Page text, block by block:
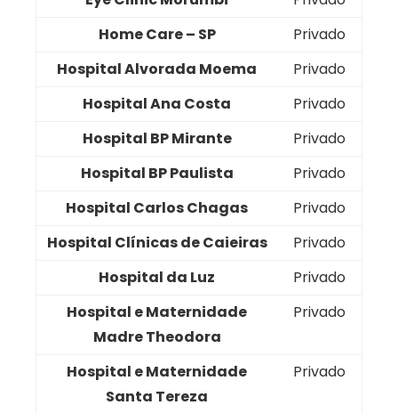
Home Care – SP
Privado
Hospital Alvorada Moema
Privado
Hospital Ana Costa
Privado
Hospital BP Mirante
Privado
Hospital BP Paulista
Privado
Hospital Carlos Chagas
Privado
Hospital Clínicas de Caieiras
Privado
Hospital da Luz
Privado
Hospital e Maternidade
Madre Theodora
Privado
Hospital e Maternidade
Santa Tereza
Privado